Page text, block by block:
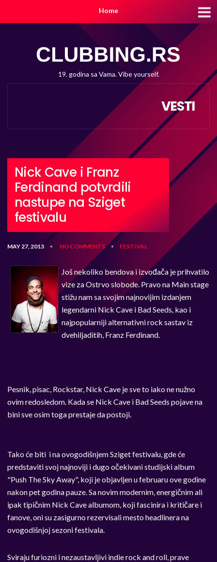
Home
19. godina sa Vama. Vibe yourself.
VESTI
Nick Cave i Franz
Ferdinand potvrdili
nastupe na Sziget
festivalu
MAY 27, 2013 • NO COMMENTS • FESTIVAL
Još nekoliko bendova i izvođača je prihvatilo
vize za Ostrvo slobode. Pravo na Main stage
stižu nam sa svojim najnovijim izdanjem
legendarni Nick Cave i Bad Seeds, kao i
najpopularniji alternativni rock sastav iz
dvehiljaditih, Franz Ferdinand.
Pesnik, pisac, Rockstar, Nick Cave je sve to iako ne nužno
ovim redosledom. Kada se Nick Cave i Bad Seeds pojave na
bini sve osim toga prestaje da postoji.
Tako će biti i na ovogodišnjem Sziget festivalu, gde će
predstaviti svoj najnoviji i dugo očekivani studijski album
"Push The Sky Away", koji je objavljen u februaru ove godine
nakon pet godina pauze. Sa novim modernim, energičnim ali
ipak tipičnim Nick Cave albumom, koji fascinira i kritičare i
fanove, oni su zasigurno rezervisali mesto headlinera na
ovogodišnjoj sezoni festivala.
Sviraju furiozni i nezaustavljivi indie rock and roll, prave